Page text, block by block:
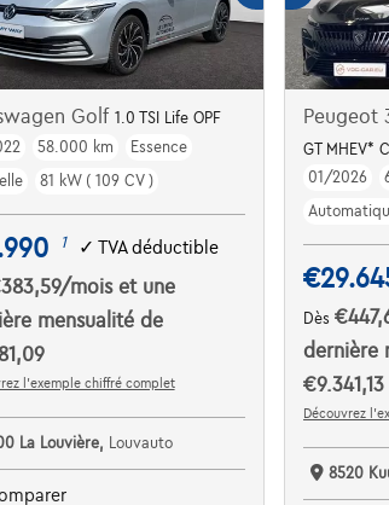
Golf 1.0 TSI Life OPF
58.000 km
Essence
81 kW ( 109 CV )
1 ✓ TVA déductible
/mois et une
mensualité de
l’exemple chiffré complet
La Louvière, Louvauto
Peugeot
GT MHEV*
01/2026
Dès
dernière
€9.341,13
Découvrez
8520